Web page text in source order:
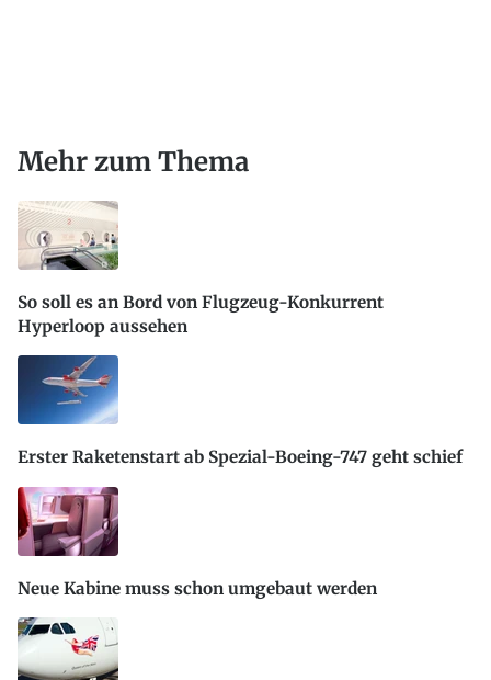
Mehr zum Thema
So soll es an Bord von Flugzeug-Konkurrent
Hyperloop aussehen
Erster Raketenstart ab Spezial-Boeing-747 geht schief
Neue Kabine muss schon umgebaut werden